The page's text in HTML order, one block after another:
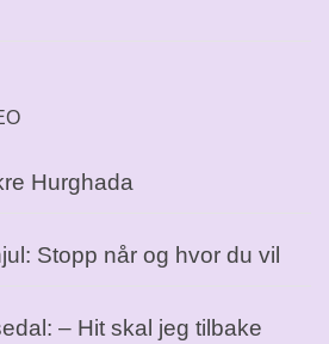
Hurghada
Stopp når og hvor du vil
– Hit skal jeg tilbake